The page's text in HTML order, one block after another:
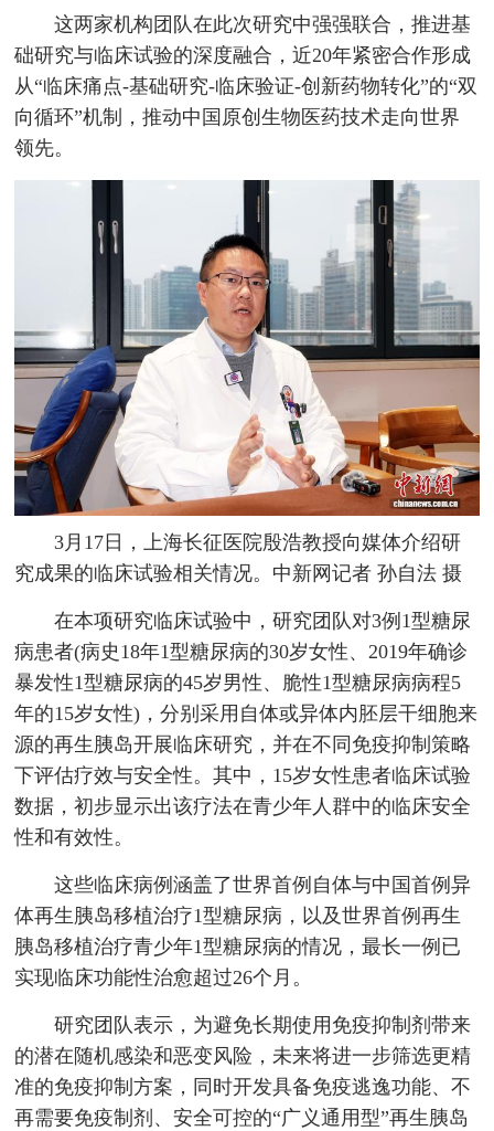
这两家机构团队在此次研究中强强联合，推进基
础研究与临床试验的深度融合，近20年紧密合作形成
从“临床痛点-基础研究-临床验证-创新药物转化”的“双
向循环”机制，推动中国原创生物医药技术走向世界
领先。
3月17日，上海长征医院殷浩教授向媒体介绍研
究成果的临床试验相关情况。中新网记者 孙自法 摄
在本项研究临床试验中，研究团队对3例1型糖尿
病患者(病史18年1型糖尿病的30岁女性、2019年确诊
暴发性1型糖尿病的45岁男性、脆性1型糖尿病病程5
年的15岁女性)，分别采用自体或异体内胚层干细胞来
源的再生胰岛开展临床研究，并在不同免疫抑制策略
下评估疗效与安全性。其中，15岁女性患者临床试验
数据，初步显示出该疗法在青少年人群中的临床安全
性和有效性。
这些临床病例涵盖了世界首例自体与中国首例异
体再生胰岛移植治疗1型糖尿病，以及世界首例再生
胰岛移植治疗青少年1型糖尿病的情况，最长一例已
实现临床功能性治愈超过26个月。
研究团队表示，为避免长期使用免疫抑制剂带来
的潜在随机感染和恶变风险，未来将进一步筛选更精
准的免疫抑制方案，同时开发具备免疫逃逸功能、不
再需要免疫制剂、安全可控的“广义通用型”再生胰岛